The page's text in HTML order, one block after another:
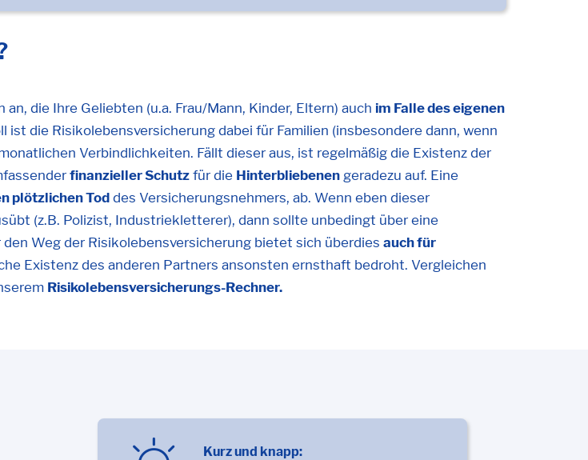
die Ihre Geliebten (u.a. Frau/Mann, Kinder, Eltern) auch im Falle des eigenen
ist die Risikolebensversicherung dabei für Familien (insbesondere dann, wenn
Verbindlichkeiten. Fällt dieser aus, ist regelmäßig die Existenz der
finanzieller Schutz für die Hinterbliebenen geradezu auf. Eine
plötzlichen Tod des Versicherungsnehmers, ab. Wenn eben dieser
(z.B. Polizist, Industriekletterer), dann sollte unbedingt über eine
Weg der Risikolebensversicherung bietet sich überdies auch für
Existenz des anderen Partners ansonsten ernsthaft bedroht. Vergleichen
Risikolebensversicherungs-Rechner.
Kurz und knapp: